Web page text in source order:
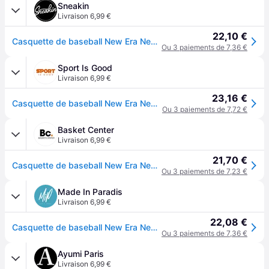
Sneakin
Livraison 6,99 €
Casquette de baseball New Era New York Yankees League Essential Eframe Neyyan - Noir 22,10 €
Ou 3 paiements de 7,36 €
Sport Is Good
Livraison 6,99 €
Casquette de baseball New Era New York Yankees League Essential Eframe Neyyan - Noir 23,16 €
Ou 3 paiements de 7,72 €
Basket Center
Livraison 6,99 €
Casquette de baseball New Era New York Yankees League Essential Eframe Neyyan - Noir 21,70 €
Ou 3 paiements de 7,23 €
Made In Paradis
Livraison 6,99 €
Casquette de baseball New Era New York Yankees League Essential Eframe Neyyan - Noir 22,08 €
Ou 3 paiements de 7,36 €
Ayumi Paris
Livraison 6,99 €